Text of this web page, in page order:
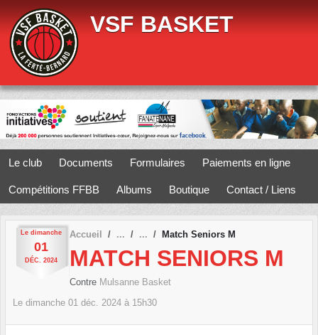
VSF BASKET
Le club Documents Formulaires Paiements en ligne
Compétitions FFBB Albums Boutique Contact / Liens
Le dimanche
01
DÉC. 2024
Accueil Match Seniors M
MATCH SENIORS M
Contre Mulsanne Basket
Le dimanche 01 déc. 2024 à 15h30
Panneau de gestion des cookies